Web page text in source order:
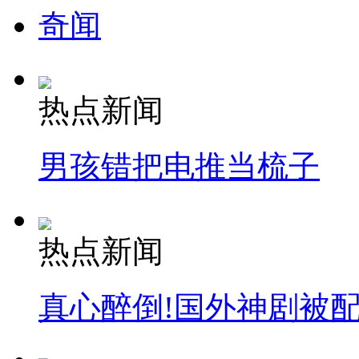
奇闻
热点新闻
男孩错把电推当梳子
热点新闻
真心醉倒!国外神剧被